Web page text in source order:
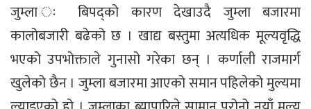
जुम्ला ः बिपद्को कारण देखाउदै जुम्ला बजारमा
कालोबजारी बढेको छ । खाद्य बस्तुमा अत्यधिक मूल्यवृद्धि
भएको उपभोक्ताले गुनासो गरेका छन् । कर्णाली राजमार्ग
खुलेको छैन । जुम्ला बजारमा आएको समान पहिलेको मुल्यमा